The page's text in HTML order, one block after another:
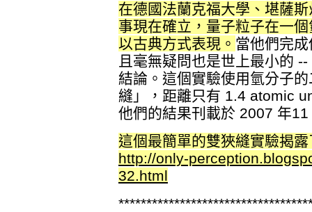
在德國法蘭克福大學、堪薩
事現在確立，量子粒子在一
以古典方式表現。 當他們完
且毫無疑問也是世上最小的
結論。這個實驗使用氫分子
縫」，距離只有 1.4 atomic
他們的結果刊載於 2007 年
這個最簡單的雙狹縫實驗揭
http://only-
32.html